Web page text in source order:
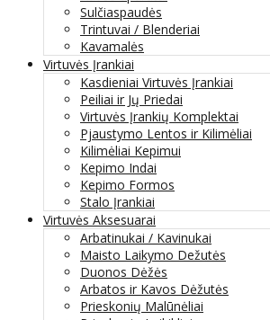
Sulčiaspaudės
Trintuvai / Blenderiai
Kavamalės
Virtuvės Įrankiai
Kasdieniai Virtuvės Įrankiai
Peiliai ir Jų Priedai
Virtuvės Įrankių Komplektai
Pjaustymo Lentos ir Kilimėliai
Kilimėliai Kepimui
Kepimo Indai
Kepimo Formos
Stalo Įrankiai
Virtuvės Aksesuarai
Arbatinukai / Kavinukai
Maisto Laikymo Dežutės
Duonos Dėžės
Arbatos ir Kavos Dėžutės
Prieskonių Malūnėliai